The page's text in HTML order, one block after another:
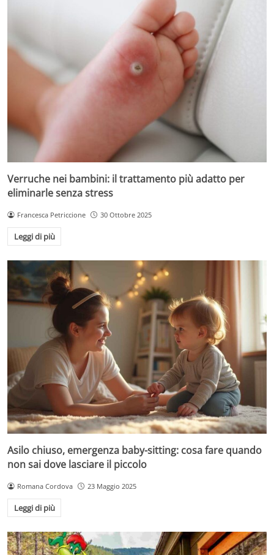
Verruche nei bambini: il trattamento più adatto per
eliminarle senza stress
Francesca Petriccione 30 Ottobre 2025
Leggi di più
Asilo chiuso, emergenza baby-sitting: cosa fare quando
non sai dove lasciare il piccolo
Romana Cordova 23 Maggio 2025
Leggi di più